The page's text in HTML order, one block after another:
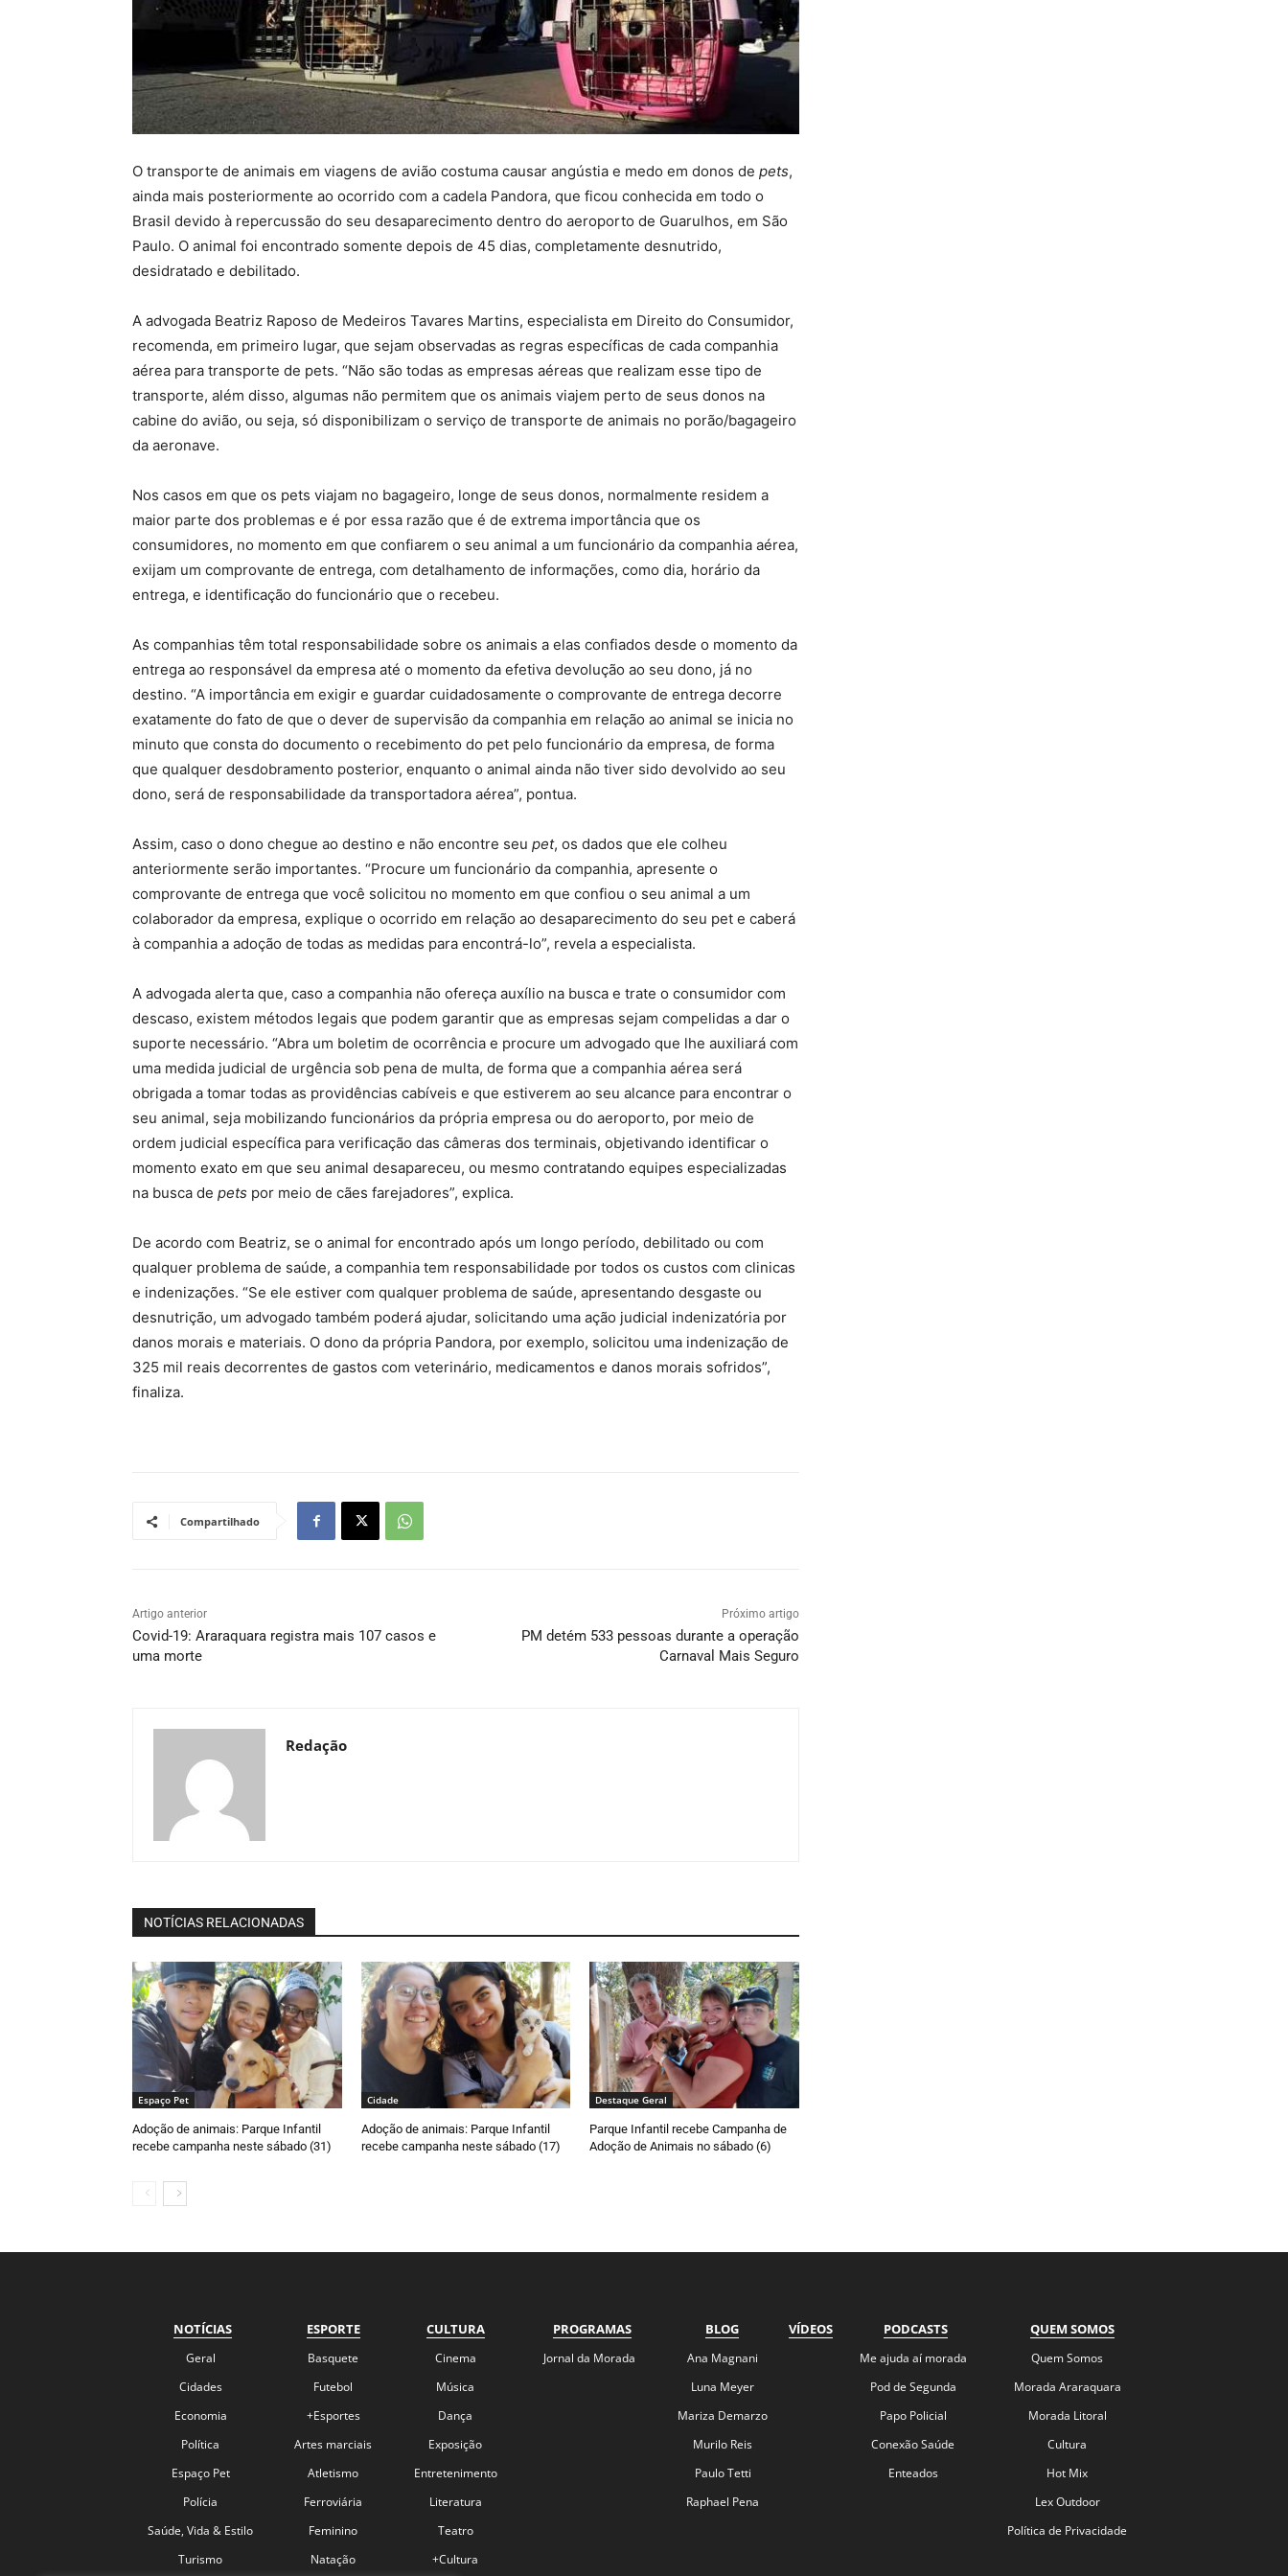
O transporte de animais em viagens de avião costuma causar angústia e medo em donos de pets,
ainda mais posteriormente ao ocorrido com a cadela Pandora, que ficou conhecida em todo o
Brasil devido à repercussão do seu desaparecimento dentro do aeroporto de Guarulhos, em São
Paulo. O animal foi encontrado somente depois de 45 dias, completamente desnutrido,
desidratado e debilitado.
A advogada Beatriz Raposo de Medeiros Tavares Martins, especialista em Direito do Consumidor,
recomenda, em primeiro lugar, que sejam observadas as regras específicas de cada companhia
aérea para transporte de pets. “Não são todas as empresas aéreas que realizam esse tipo de
transporte, além disso, algumas não permitem que os animais viajem perto de seus donos na
cabine do avião, ou seja, só disponibilizam o serviço de transporte de animais no porão/bagageiro
da aeronave.
Nos casos em que os pets viajam no bagageiro, longe de seus donos, normalmente residem a
maior parte dos problemas e é por essa razão que é de extrema importância que os
consumidores, no momento em que confiarem o seu animal a um funcionário da companhia aérea,
exijam um comprovante de entrega, com detalhamento de informações, como dia, horário da
entrega, e identificação do funcionário que o recebeu.
As companhias têm total responsabilidade sobre os animais a elas confiados desde o momento da
entrega ao responsável da empresa até o momento da efetiva devolução ao seu dono, já no
destino. “A importância em exigir e guardar cuidadosamente o comprovante de entrega decorre
exatamente do fato de que o dever de supervisão da companhia em relação ao animal se inicia no
minuto que consta do documento o recebimento do pet pelo funcionário da empresa, de forma
que qualquer desdobramento posterior, enquanto o animal ainda não tiver sido devolvido ao seu
dono, será de responsabilidade da transportadora aérea”, pontua.
Assim, caso o dono chegue ao destino e não encontre seu pet, os dados que ele colheu
anteriormente serão importantes. “Procure um funcionário da companhia, apresente o
comprovante de entrega que você solicitou no momento em que confiou o seu animal a um
colaborador da empresa, explique o ocorrido em relação ao desaparecimento do seu pet e caberá
à companhia a adoção de todas as medidas para encontrá-lo”, revela a especialista.
A advogada alerta que, caso a companhia não ofereça auxílio na busca e trate o consumidor com
descaso, existem métodos legais que podem garantir que as empresas sejam compelidas a dar o
suporte necessário. “Abra um boletim de ocorrência e procure um advogado que lhe auxiliará com
uma medida judicial de urgência sob pena de multa, de forma que a companhia aérea será
obrigada a tomar todas as providências cabíveis e que estiverem ao seu alcance para encontrar o
seu animal, seja mobilizando funcionários da própria empresa ou do aeroporto, por meio de
ordem judicial específica para verificação das câmeras dos terminais, objetivando identificar o
momento exato em que seu animal desapareceu, ou mesmo contratando equipes especializadas
na busca de pets por meio de cães farejadores”, explica.
De acordo com Beatriz, se o animal for encontrado após um longo período, debilitado ou com
qualquer problema de saúde, a companhia tem responsabilidade por todos os custos com clinicas
e indenizações. “Se ele estiver com qualquer problema de saúde, apresentando desgaste ou
desnutrição, um advogado também poderá ajudar, solicitando uma ação judicial indenizatória por
danos morais e materiais. O dono da própria Pandora, por exemplo, solicitou uma indenização de
325 mil reais decorrentes de gastos com veterinário, medicamentos e danos morais sofridos”,
finaliza.
Compartilhado
Artigo anterior
Covid-19: Araraquara registra mais 107 casos e
uma morte
Próximo artigo
PM detém 533 pessoas durante a operação
Carnaval Mais Seguro
Redação
NOTÍCIAS RELACIONADAS
Espaço Pet
Adoção de animais: Parque Infantil
recebe campanha neste sábado (31)
Cidade
Adoção de animais: Parque Infantil
recebe campanha neste sábado (17)
Destaque Geral
Parque Infantil recebe Campanha de
Adoção de Animais no sábado (6)
NOTÍCIAS
Geral
Cidades
Economia
Política
Espaço Pet
Polícia
Saúde, Vida & Estilo
Turismo
ESPORTE
Basquete
Futebol
+Esportes
Artes marciais
Atletismo
Ferroviária
Feminino
Natação
CULTURA
Cinema
Música
Dança
Exposição
Entretenimento
Literatura
Teatro
+Cultura
PROGRAMAS
Jornal da Morada
BLOG
Ana Magnani
Luna Meyer
Mariza Demarzo
Murilo Reis
Paulo Tetti
Raphael Pena
VÍDEOS PODCASTS
Me ajuda aí morada
Pod de Segunda
Papo Policial
Conexão Saúde
Enteados
QUEM SOMOS
Quem Somos
Morada Araraquara
Morada Litoral
Cultura
Hot Mix
Lex Outdoor
Política de Privacidade